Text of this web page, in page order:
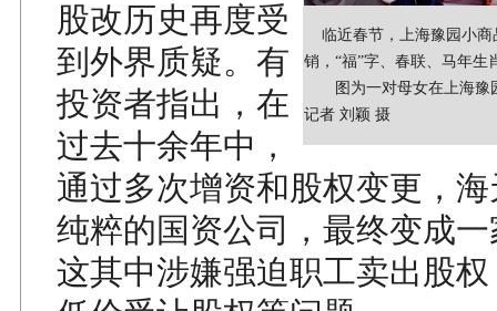
临近春节，上海豫园小商
销，“福”字、春联、马年生
图为一对母女在上海豫
记者 刘颖 摄
股改历史再度受
到外界质疑。有
投资者指出，在
过去十余年中，
通过多次增资和股权变更，
纯粹的国资公司，最终变成
这其中涉嫌强迫职工卖出股